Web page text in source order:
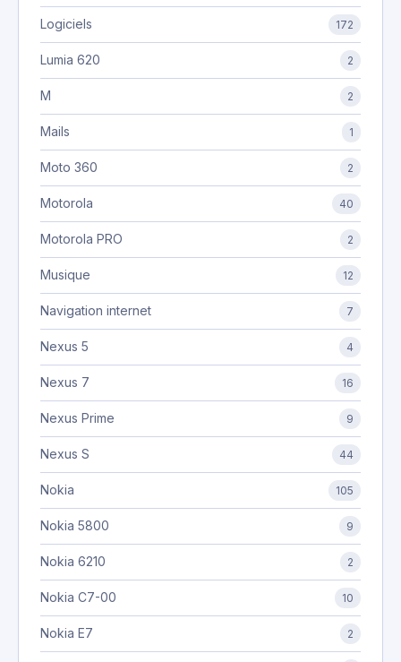
Logiciels 172
Lumia 620 2
M 2
Mails 1
Moto 360 2
Motorola 40
Motorola PRO 2
Musique 12
Navigation internet 7
Nexus 5 4
Nexus 7 16
Nexus Prime 9
Nexus S 44
Nokia 105
Nokia 5800 9
Nokia 6210 2
Nokia C7-00 10
Nokia E7 2